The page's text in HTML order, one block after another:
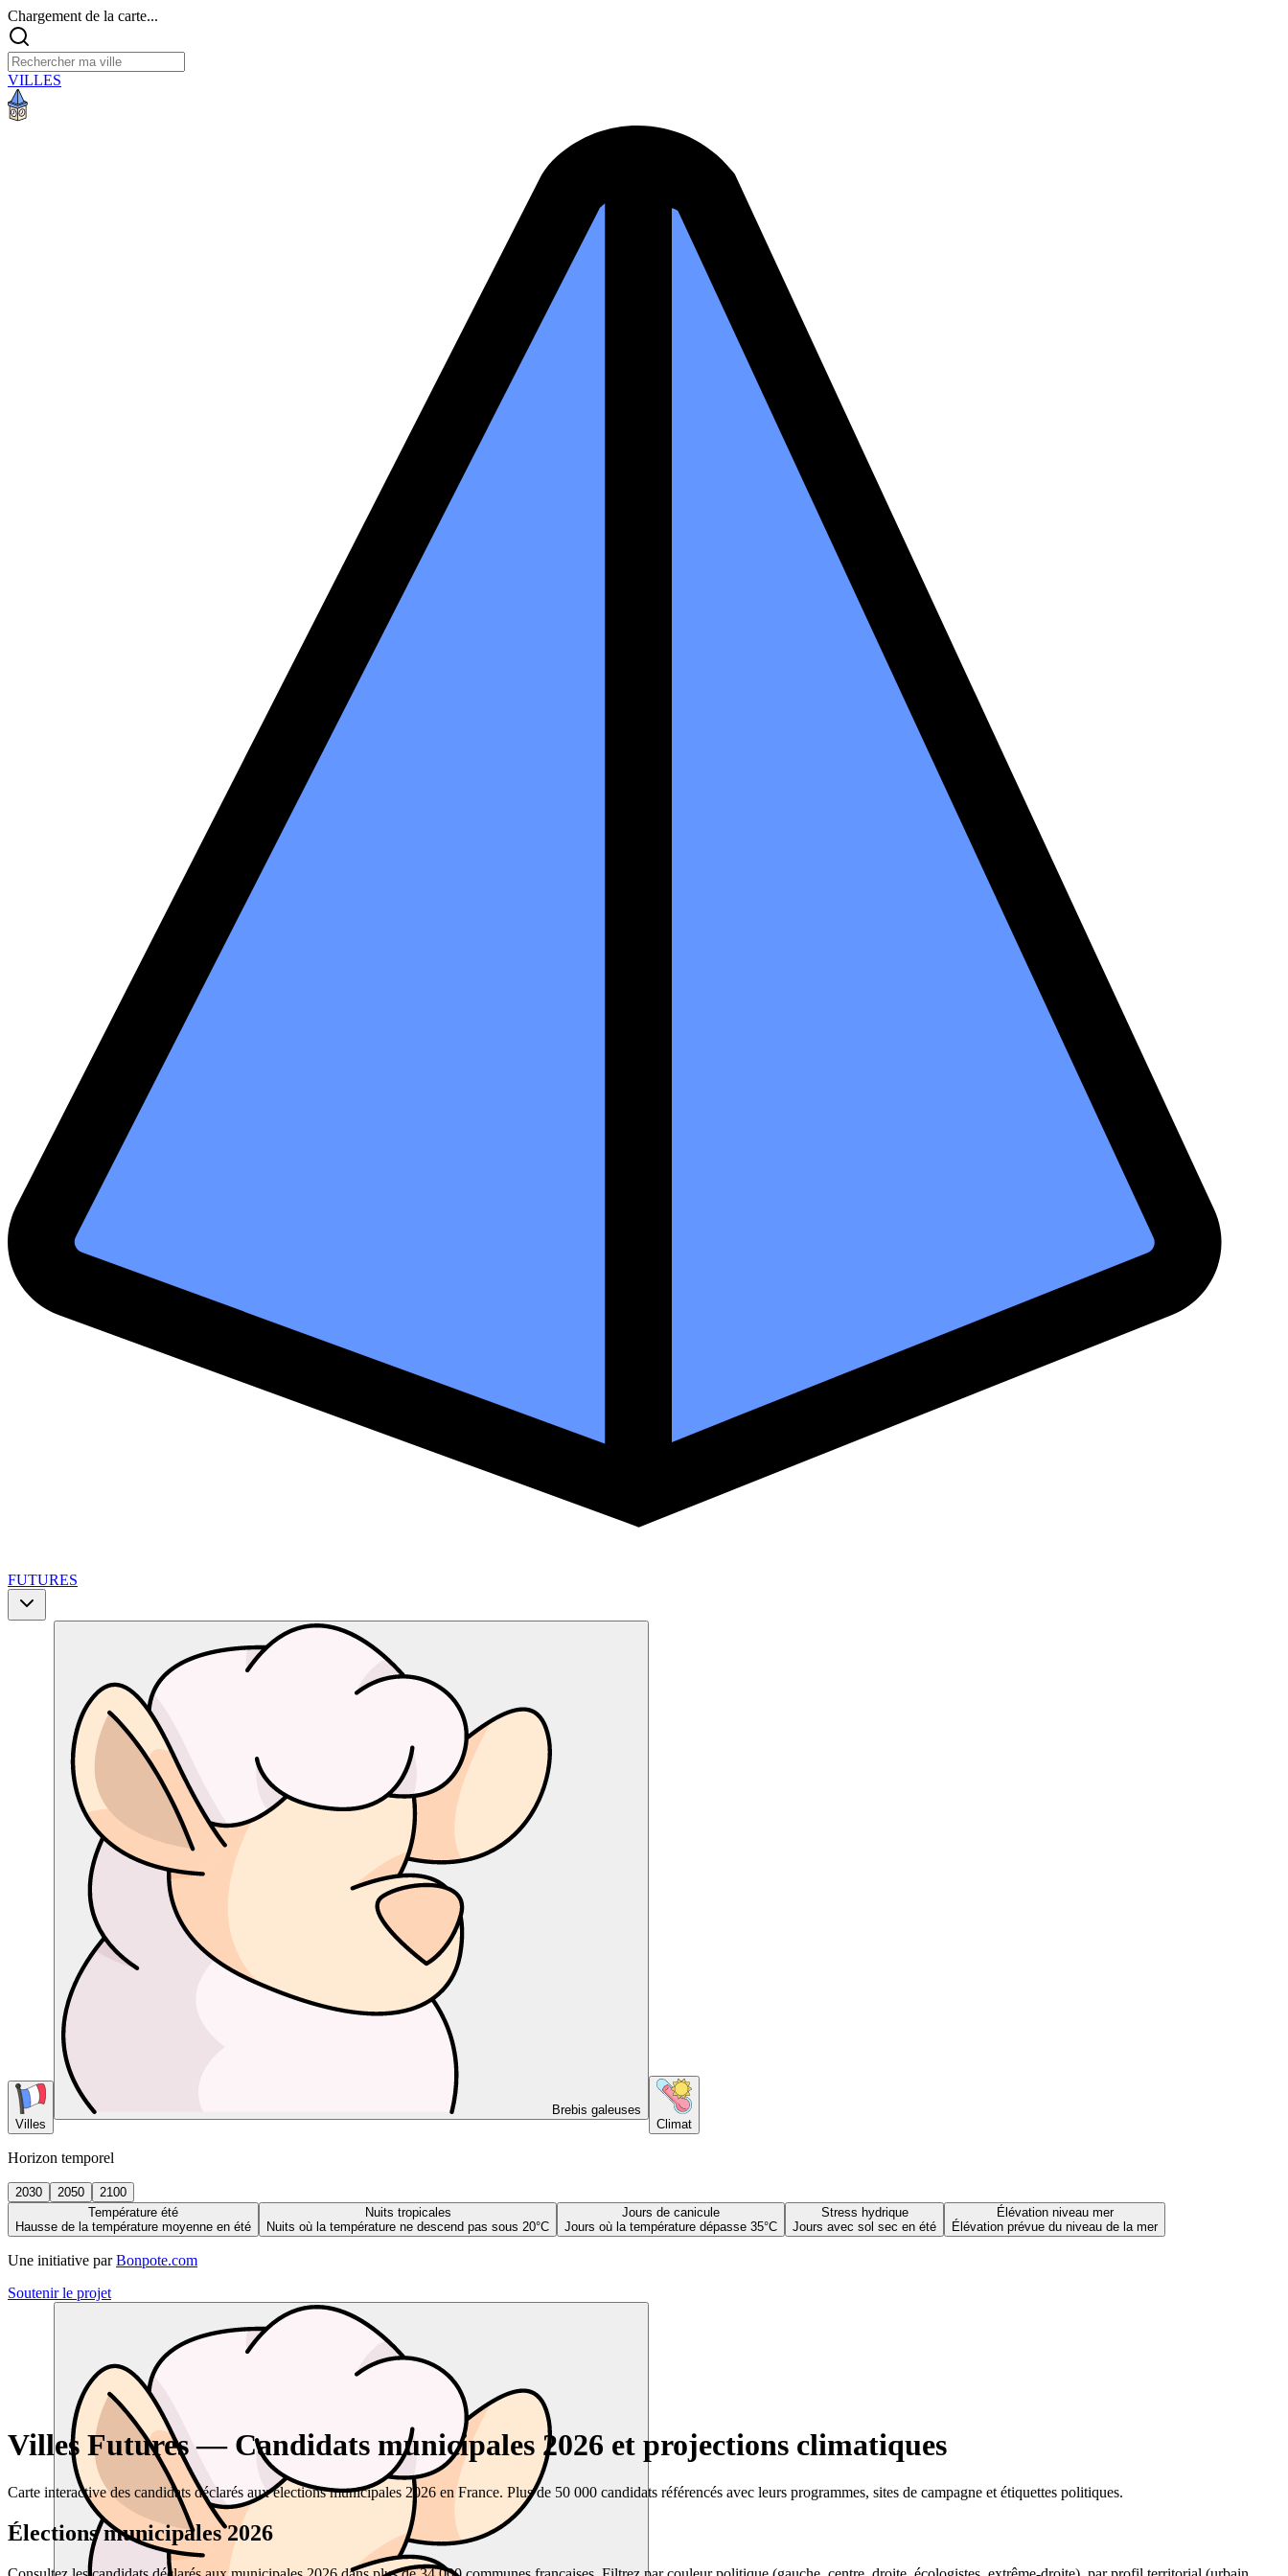
Chargement de la carte...
VILLES
FUTURES
Villes
Brebis galeuses
Climat
Horizon temporel
2030 2050
2100
Température été
Hausse de la température moyenne en été
Nuits tropicales
Nuits où la température ne descend pas sous 20°C
Jours de canicule
Jours où la température dépasse 35°C
Stress hydrique
Jours avec sol sec en été
Élévation niveau mer
Élévation prévue du niveau de la mer
Une initiative par Bonpote.com
Soutenir le projet
Villes Futures — Candidats municipales 2026 et projections climatiques
Carte interactive des candidats déclarés aux élections municipales 2026 en France. Plus de 50 000 candidats référencés avec leurs programmes, sites de campagne et étiquettes politiques.
Élections municipales 2026